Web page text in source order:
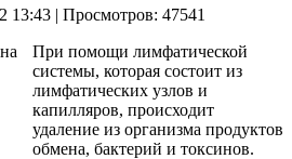
13:43 | Просмотров: 47541
При помощи лимфатической
системы, которая состоит из
лимфатических узлов и
капилляров, происходит
удаление из организма продуктов
обмена, бактерий и токсинов.